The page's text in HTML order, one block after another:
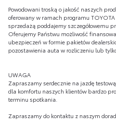
Powodowani troską o jakość naszych
oferowany w ramach programu
sprzedażą poddajemy szczegółowemu
Oferujemy Państwu możliwość
ubezpieczeń w formie pakietów
pozostawienia auta w rozliczeniu lub
UWAGA
Zapraszamy serdecznie na jazdę
dla komfortu naszych klientów bardzo
terminu spotkania.
Zapraszamy do kontaktu z naszym